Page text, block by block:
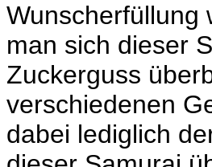
Wunscherfüllung
man sich dieser
Zuckerguss
verschiedenen
dabei lediglich